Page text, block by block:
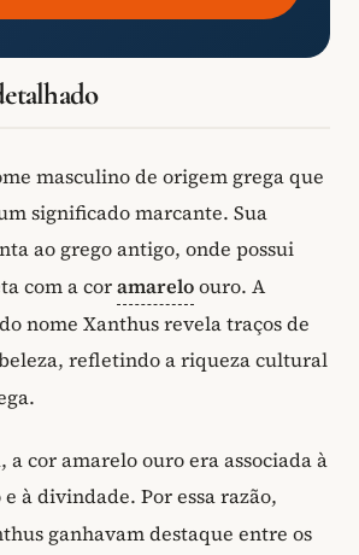
masculino de origem grega que
significado marcante. Sua
ao grego antigo, onde possui
com a coramareloouro. A
nome Xanthus revela traços de
refletindo a riqueza cultural
a cor amarelo ouro era associada à
e à divindade. Por essa razão,
ganhavam destaque entre os